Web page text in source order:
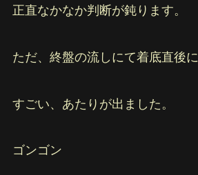
正直なかなか判断が鈍ります。
ただ、終盤の流しにて着底直後に
すごい、あたりが出ました。
ゴンゴン